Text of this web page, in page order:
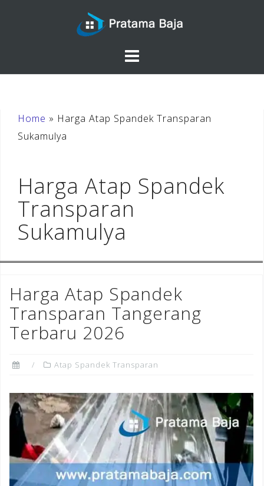
Home » Harga Atap Spandek Transparan
Sukamulya
Harga Atap Spandek
Transparan
Sukamulya
Harga Atap Spandek
Transparan Tangerang
Terbaru 2026
Atap Spandek Transparan